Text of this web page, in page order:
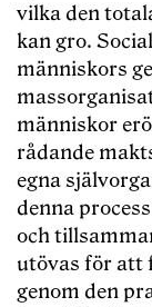
vilka den
kan gro.
människors
människor
rådande
egna
denna
och
utövas för att
genom den